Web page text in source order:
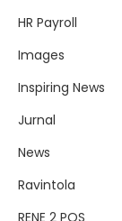
HR Payroll
Images
Inspiring News
Jurnal
News
Ravintola
RENE 2 POS